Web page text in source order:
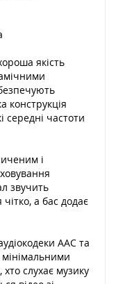
якість
конструкція
середні частоти
і
звучить
а бас додає
AAC та
мінімальними
слухає музику